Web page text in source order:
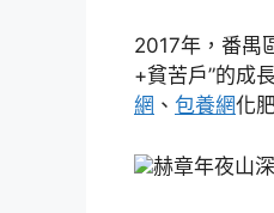
2017年，番禺
+貧苦戶”的成
網 、 包養網化
赫章年夜山